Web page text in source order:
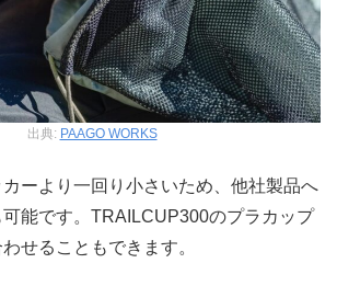
出典: PAAGO WORKS
ーより一回り小さいため、他社製品へ
能です。TRAILCUP300のプラカップ
せることもできます。